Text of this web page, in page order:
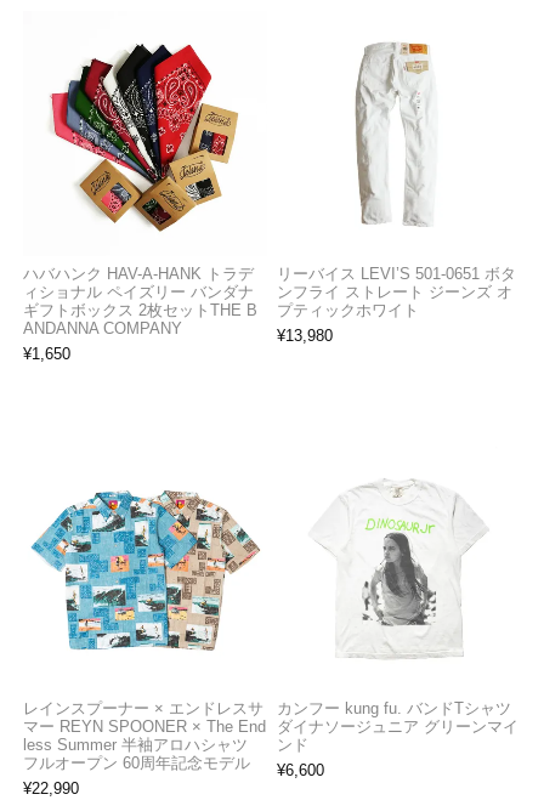
ハバハンク HAV-A-HANK トラデ
ィショナル ペイズリー バンダナ
ギフトボックス 2枚セットTHE B
ANDANNA COMPANY
¥1,650
リーバイス LEVI’S 501-0651 ボタ
ンフライ ストレート ジーンズ オ
プティックホワイト
¥13,980
レインスプーナー × エンドレスサ
マー REYN SPOONER × The End
less Summer 半袖アロハシャツ
フルオープン 60周年記念モデル
¥22,990
カンフー kung fu. バンドTシャツ
ダイナソージュニア グリーンマイ
ンド
¥6,600